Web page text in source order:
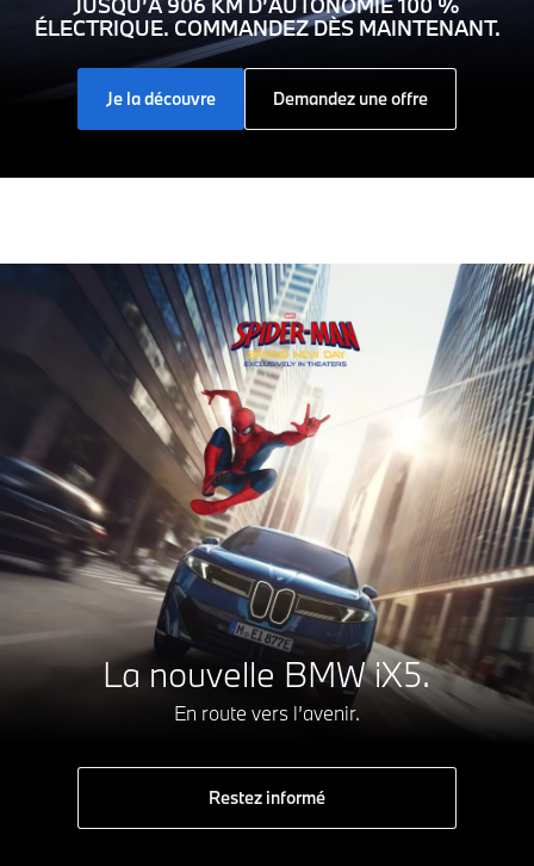
JUSQU’À 906 KM D’AUTONOMIE 100 %
ÉLECTRIQUE. COMMANDEZ DÈS MAINTENANT.
Je la découvre Demandez une offre
La nouvelle BMW iX5.
En route vers l’avenir.
Restez informé